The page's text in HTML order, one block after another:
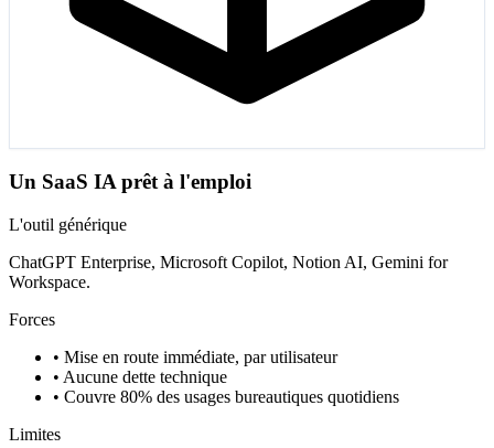
Un SaaS IA prêt à l'emploi
L'outil générique
ChatGPT Enterprise, Microsoft Copilot, Notion AI, Gemini for
Workspace.
Forces
• Mise en route immédiate, par utilisateur
• Aucune dette technique
• Couvre 80% des usages bureautiques quotidiens
Limites